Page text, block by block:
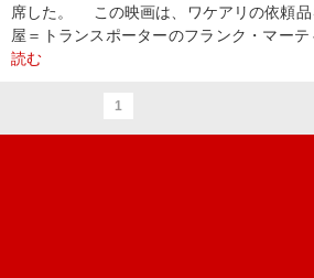
席した。 この映画は、ワケアリの依頼品
屋＝トランスポーターのフランク・マー
読む
1